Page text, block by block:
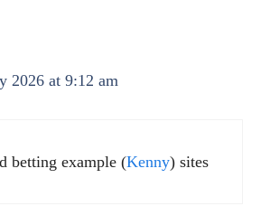
2026 at 9:12 am
betting example (Kenny) sites